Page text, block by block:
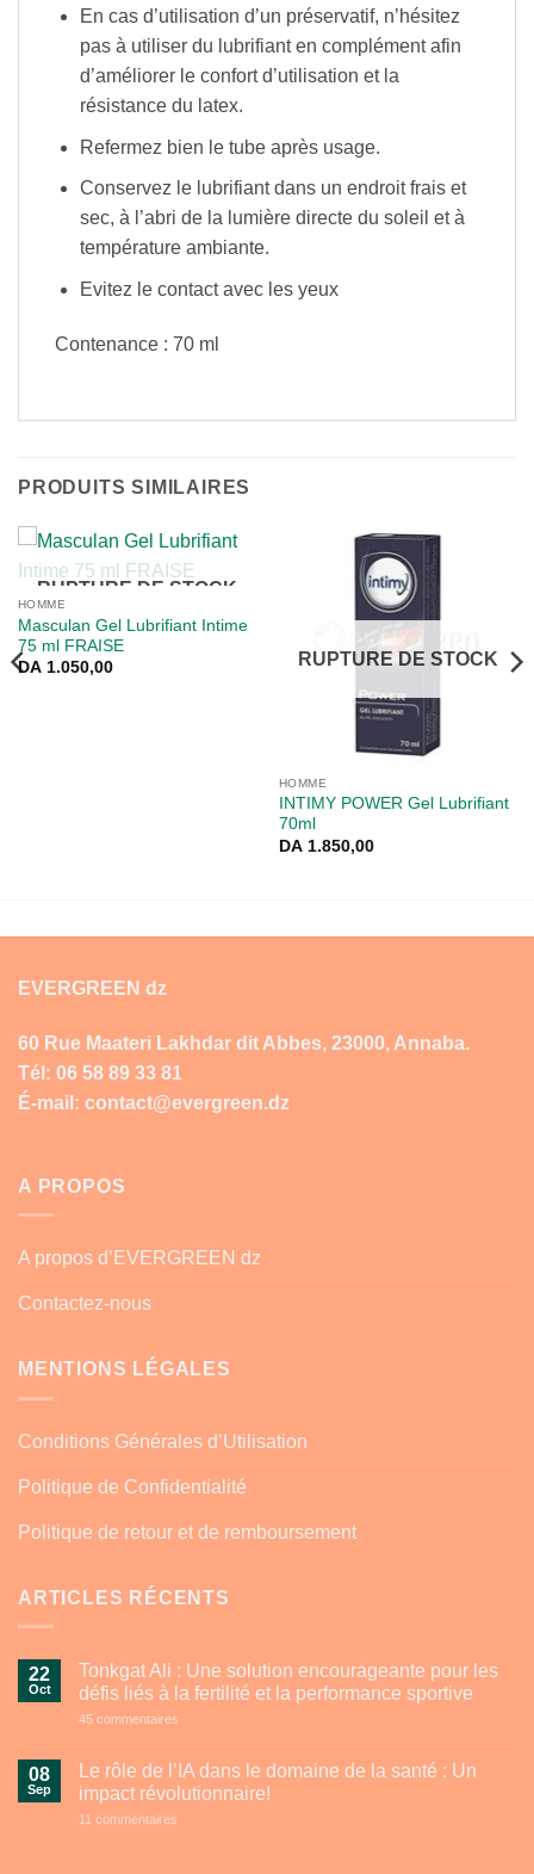
En cas d’utilisation d’un préservatif, n’hésitez
pas à utiliser du lubrifiant en complément afin
d’améliorer le confort d’utilisation et la
résistance du latex.
Refermez bien le tube après usage.
Conservez le lubrifiant dans un endroit frais et
sec, à l’abri de la lumière directe du soleil et à
température ambiante.
Evitez le contact avec les yeux
Contenance : 70 ml
PRODUITS SIMILAIRES
RUPTURE DE STOCK
HOMME
Masculan Gel Lubrifiant Intime
75 ml FRAISE
DA1.050,00 RUPTURE DE STOCK
HOMME
INTIMY POWER Gel Lubrifiant
70ml
DA1.850,00
EVERGREEN dz
60 Rue Maateri Lakhdar dit Abbes, 23000, Annaba.
Tél: 06 58 89 33 81
É-mail: contact@evergreen.dz
A PROPOS
A propos d’EVERGREEN dz
Contactez-nous
MENTIONS LÉGALES
Conditions Générales d’Utilisation
Politique de Confidentialité
Politique de retour et de remboursement
ARTICLES RÉCENTS
22
Oct
Tonkgat Ali : Une solution encourageante pour les
défis liés à la fertilité et la performance sportive
45 commentaires
:
Une
solution
08
Sep
Le rôle de l’IA dans le domaine de la santé : Un
impact révolutionnaire!
11 commentaires